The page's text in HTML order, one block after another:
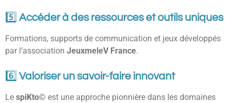
5️⃣ Accéder à des ressources et outils uniques
Formations, supports de communication et jeux développés
par l’association JeuxmeleV France.
6️⃣ Valoriser un savoir-faire innovant
Le spiKto© est une approche pionnière dans les domaines